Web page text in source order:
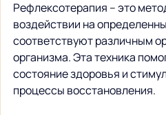
Рефлексотерапия – это
воздействии на
соответствуют различным
организма. Эта техника
состояние здоровья и
процессы восстановления.